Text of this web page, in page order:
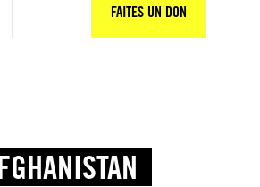
FAITES UN DON